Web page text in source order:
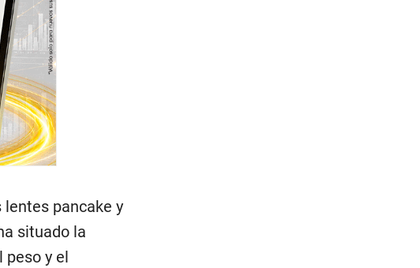
pancake y
situado la
y el